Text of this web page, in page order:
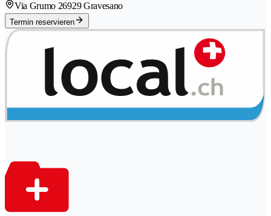
Via Grumo 26929 Gravesano
Termin reservieren